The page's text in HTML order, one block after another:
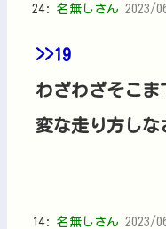
24: 名無しさん 2023/
>>19
わざわざそこま
変な走り方しな
14: 名無しさん 2023/